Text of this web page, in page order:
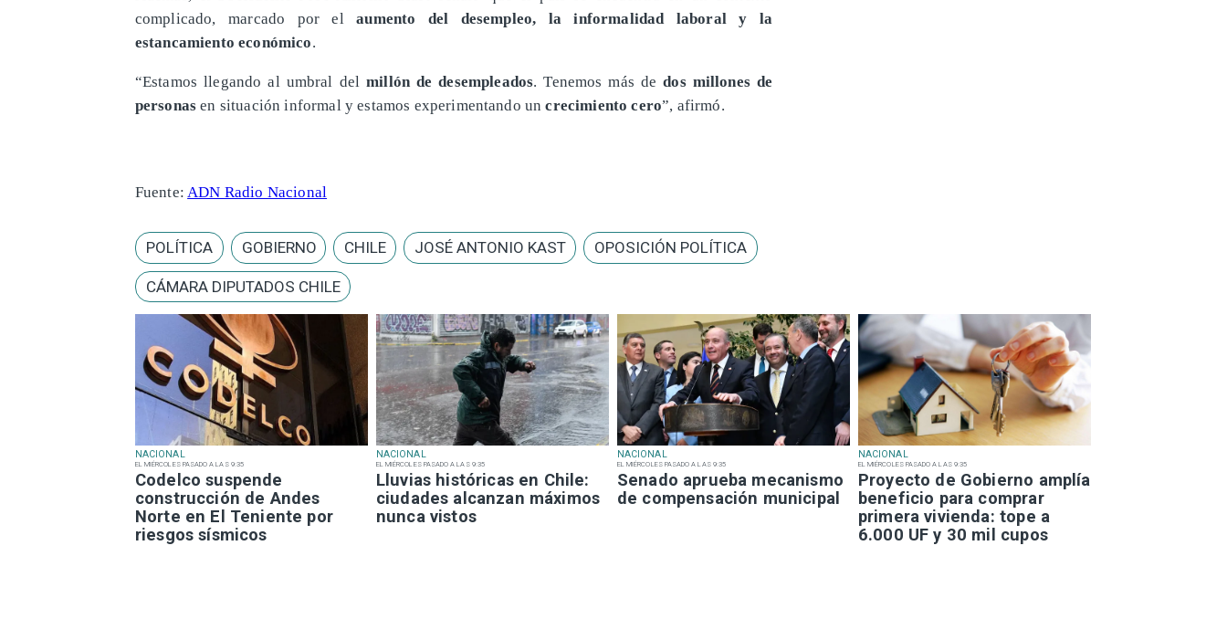
NACIONAL
EL MIÉRCOLES PASADO A LAS 9:35
Codelco suspende
construcción de Andes
Norte en El Teniente por
riesgos sísmicos
NACIONAL
EL MIÉRCOLES PASADO A LAS 9:35
Lluvias históricas en Chile:
ciudades alcanzan máximos
nunca vistos
NACIONAL
EL MIÉRCOLES PASADO A LAS 9:35
Senado aprueba mecanismo
de compensación municipal
NACIONAL
EL MIÉRCOLES PASADO A LAS 9:35
Proyecto de Gobierno amplía
beneficio para comprar
primera vivienda: tope a
6.000 UF y 30 mil cupos
complicado, marcado por elaumento del desempleo, la informalidad laboral y la
estancamiento económico.
“Estamos llegando al umbral delmillón de desempleados. Tenemos más dedos millones de
personas en situación informal y estamos experimentando uncrecimiento cero”, afirmó.
Fuente:ADN Radio Nacional
POLÍTICA GOBIERNO CHILE JOSÉ ANTONIO KAST OPOSICIÓN POLÍTICA
CÁMARA DIPUTADOS CHILE